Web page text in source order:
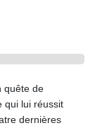
quête de
qui lui réussit
dernières